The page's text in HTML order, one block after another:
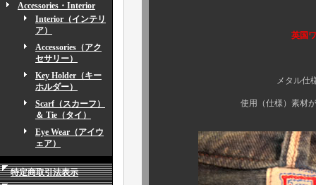
Accessories・Interior
Interior（インテリ
ア）
Accessories（アク
セサリー）
Key Holder（キー
ホルダー）
Scarf（スカーフ）
＆ Tie（タイ）
Eye Wear（アイウ
ェア）
特定商取引法表示
英国
メタル仕様の4つ（5つ）
使用（仕様）素材がデニムに